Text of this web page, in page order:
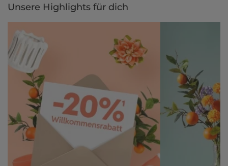
Unsere Highlights für dich